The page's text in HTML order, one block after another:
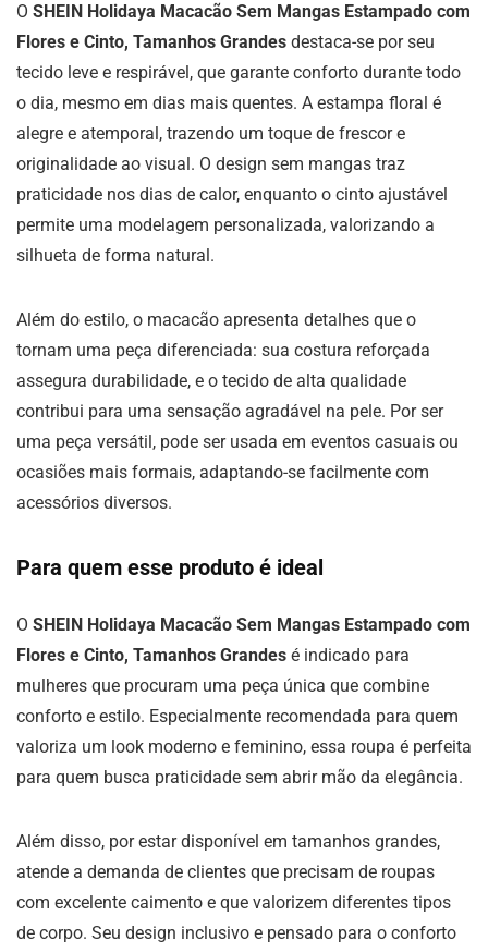
O SHEIN Holidaya Macacão Sem Mangas Estampado com
Flores e Cinto, Tamanhos Grandes destaca-se por seu
tecido leve e respirável, que garante conforto durante todo
o dia, mesmo em dias mais quentes. A estampa floral é
alegre e atemporal, trazendo um toque de frescor e
originalidade ao visual. O design sem mangas traz
praticidade nos dias de calor, enquanto o cinto ajustável
permite uma modelagem personalizada, valorizando a
silhueta de forma natural.
Além do estilo, o macacão apresenta detalhes que o
tornam uma peça diferenciada: sua costura reforçada
assegura durabilidade, e o tecido de alta qualidade
contribui para uma sensação agradável na pele. Por ser
uma peça versátil, pode ser usada em eventos casuais ou
ocasiões mais formais, adaptando-se facilmente com
acessórios diversos.
Para quem esse produto é ideal
O SHEIN Holidaya Macacão Sem Mangas Estampado com
Flores e Cinto, Tamanhos Grandes é indicado para
mulheres que procuram uma peça única que combine
conforto e estilo. Especialmente recomendada para quem
valoriza um look moderno e feminino, essa roupa é perfeita
para quem busca praticidade sem abrir mão da elegância.
Além disso, por estar disponível em tamanhos grandes,
atende a demanda de clientes que precisam de roupas
com excelente caimento e que valorizem diferentes tipos
de corpo. Seu design inclusivo e pensado para o conforto